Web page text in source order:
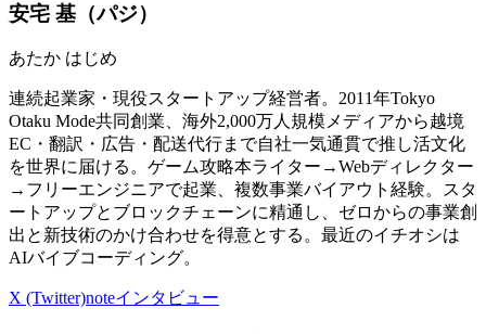
安宅 基 （パジ）
あたか はじめ
連続起業家・現役スタートアップ経営者。2011年Tokyo
Otaku Mode共同創業、海外2,000万人規模メディアから越境
EC・翻訳・広告・配送代行まで自社一気通貫で推し活文化
を世界に届ける。ゲーム攻略本ライター→Webディレクター
→フリーエンジニアで起業、複数事業バイアウト経験。スタ
ートアップとブロックチェーンに精通し、ゼロからの事業創
出と新技術のかけ合わせを得意とする。最近のイチオシは
AIバイブコーディング。
X (Twitter)noteインタビュー